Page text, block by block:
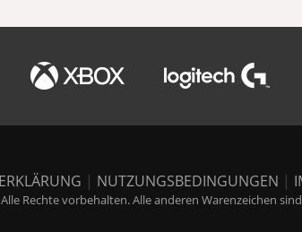
| NUTZUNGSBEDINGUNGEN |
Rechte vorbehalten. Alle anderen Warenzeichen